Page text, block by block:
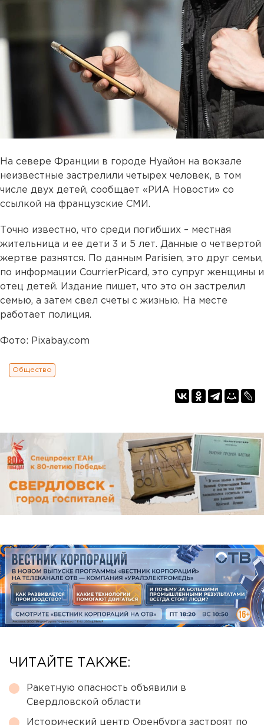
На севере Франции в городе Нуайон на вокзале
неизвестные застрелили четырех человек, в том
числе двух детей, сообщает «РИА Новости» со
ссылкой на французские СМИ.
Точно известно, что среди погибших – местная
жительница и ее дети 3 и 5 лет. Данные о четвертой
жертве разнятся. По данным Parisien, это друг семьи,
по информации CourrierPicard, это супруг женщины и
отец детей. Издание пишет, что это он застрелил
семью, а затем свел счеты с жизнью. На месте
работает полиция.
Фото: Pixabay.com
Общество
ЧИТАЙТЕ ТАКЖЕ:
Ракетную опасность объявили в
Свердловской области
Исторический центр Оренбурга застроят по